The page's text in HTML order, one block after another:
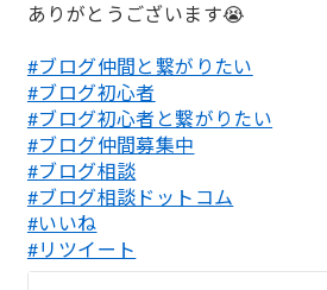
ありがとうございます😭
#ブログ仲間と繋がりたい
#ブログ初心者
#ブログ初心者と繋がりたい
#ブログ仲間募集中
#ブログ相談
#ブログ相談ドットコム
#いいね
#リツイート